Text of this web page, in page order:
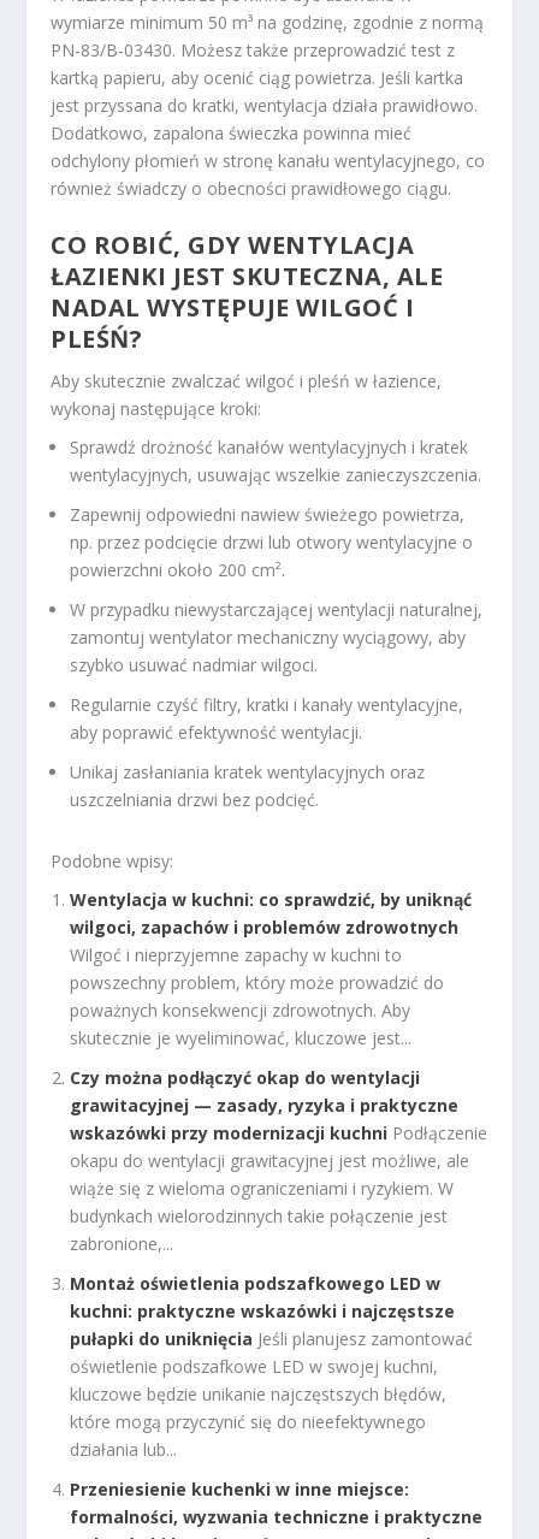
wymiarze minimum 50 m³ na godzinę, zgodnie z normą
PN-83/B-03430. Możesz także przeprowadzić test z
kartką papieru, aby ocenić ciąg powietrza. Jeśli kartka
jest przyssana do kratki, wentylacja działa prawidłowo.
Dodatkowo, zapalona świeczka powinna mieć
odchylony płomień w stronę kanału wentylacyjnego, co
również świadczy o obecności prawidłowego ciągu.
CO ROBIĆ, GDY WENTYLACJA
ŁAZIENKI JEST SKUTECZNA, ALE
NADAL WYSTĘPUJE WILGOĆ I
PLEŚŃ?
Aby skutecznie zwalczać wilgoć i pleśń w łazience,
wykonaj następujące kroki:
Sprawdź drożność kanałów wentylacyjnych i kratek
wentylacyjnych, usuwając wszelkie zanieczyszczenia.
Zapewnij odpowiedni nawiew świeżego powietrza,
np. przez podcięcie drzwi lub otwory wentylacyjne o
powierzchni około 200 cm².
W przypadku niewystarczającej wentylacji naturalnej,
zamontuj wentylator mechaniczny wyciągowy, aby
szybko usuwać nadmiar wilgoci.
Regularnie czyść filtry, kratki i kanały wentylacyjne,
aby poprawić efektywność wentylacji.
Unikaj zasłaniania kratek wentylacyjnych oraz
uszczelniania drzwi bez podcięć.
Podobne wpisy:
Wentylacja w kuchni: co sprawdzić, by uniknąć
wilgoci, zapachów i problemów zdrowotnych
Wilgoć i nieprzyjemne zapachy w kuchni to
powszechny problem, który może prowadzić do
poważnych konsekwencji zdrowotnych. Aby
skutecznie je wyeliminować, kluczowe jest...
Czy można podłączyć okap do wentylacji
grawitacyjnej — zasady, ryzyka i praktyczne
wskazówki przy modernizacji kuchni Podłączenie
okapu do wentylacji grawitacyjnej jest możliwe, ale
wiąże się z wieloma ograniczeniami i ryzykiem. W
budynkach wielorodzinnych takie połączenie jest
zabronione,...
Montaż oświetlenia podszafkowego LED w
kuchni: praktyczne wskazówki i najczęstsze
pułapki do uniknięcia Jeśli planujesz zamontować
oświetlenie podszafkowe LED w swojej kuchni,
kluczowe będzie unikanie najczęstszych błędów,
które mogą przyczynić się do nieefektywnego
działania lub...
Przeniesienie kuchenki w inne miejsce:
formalności, wyzwania techniczne i praktyczne